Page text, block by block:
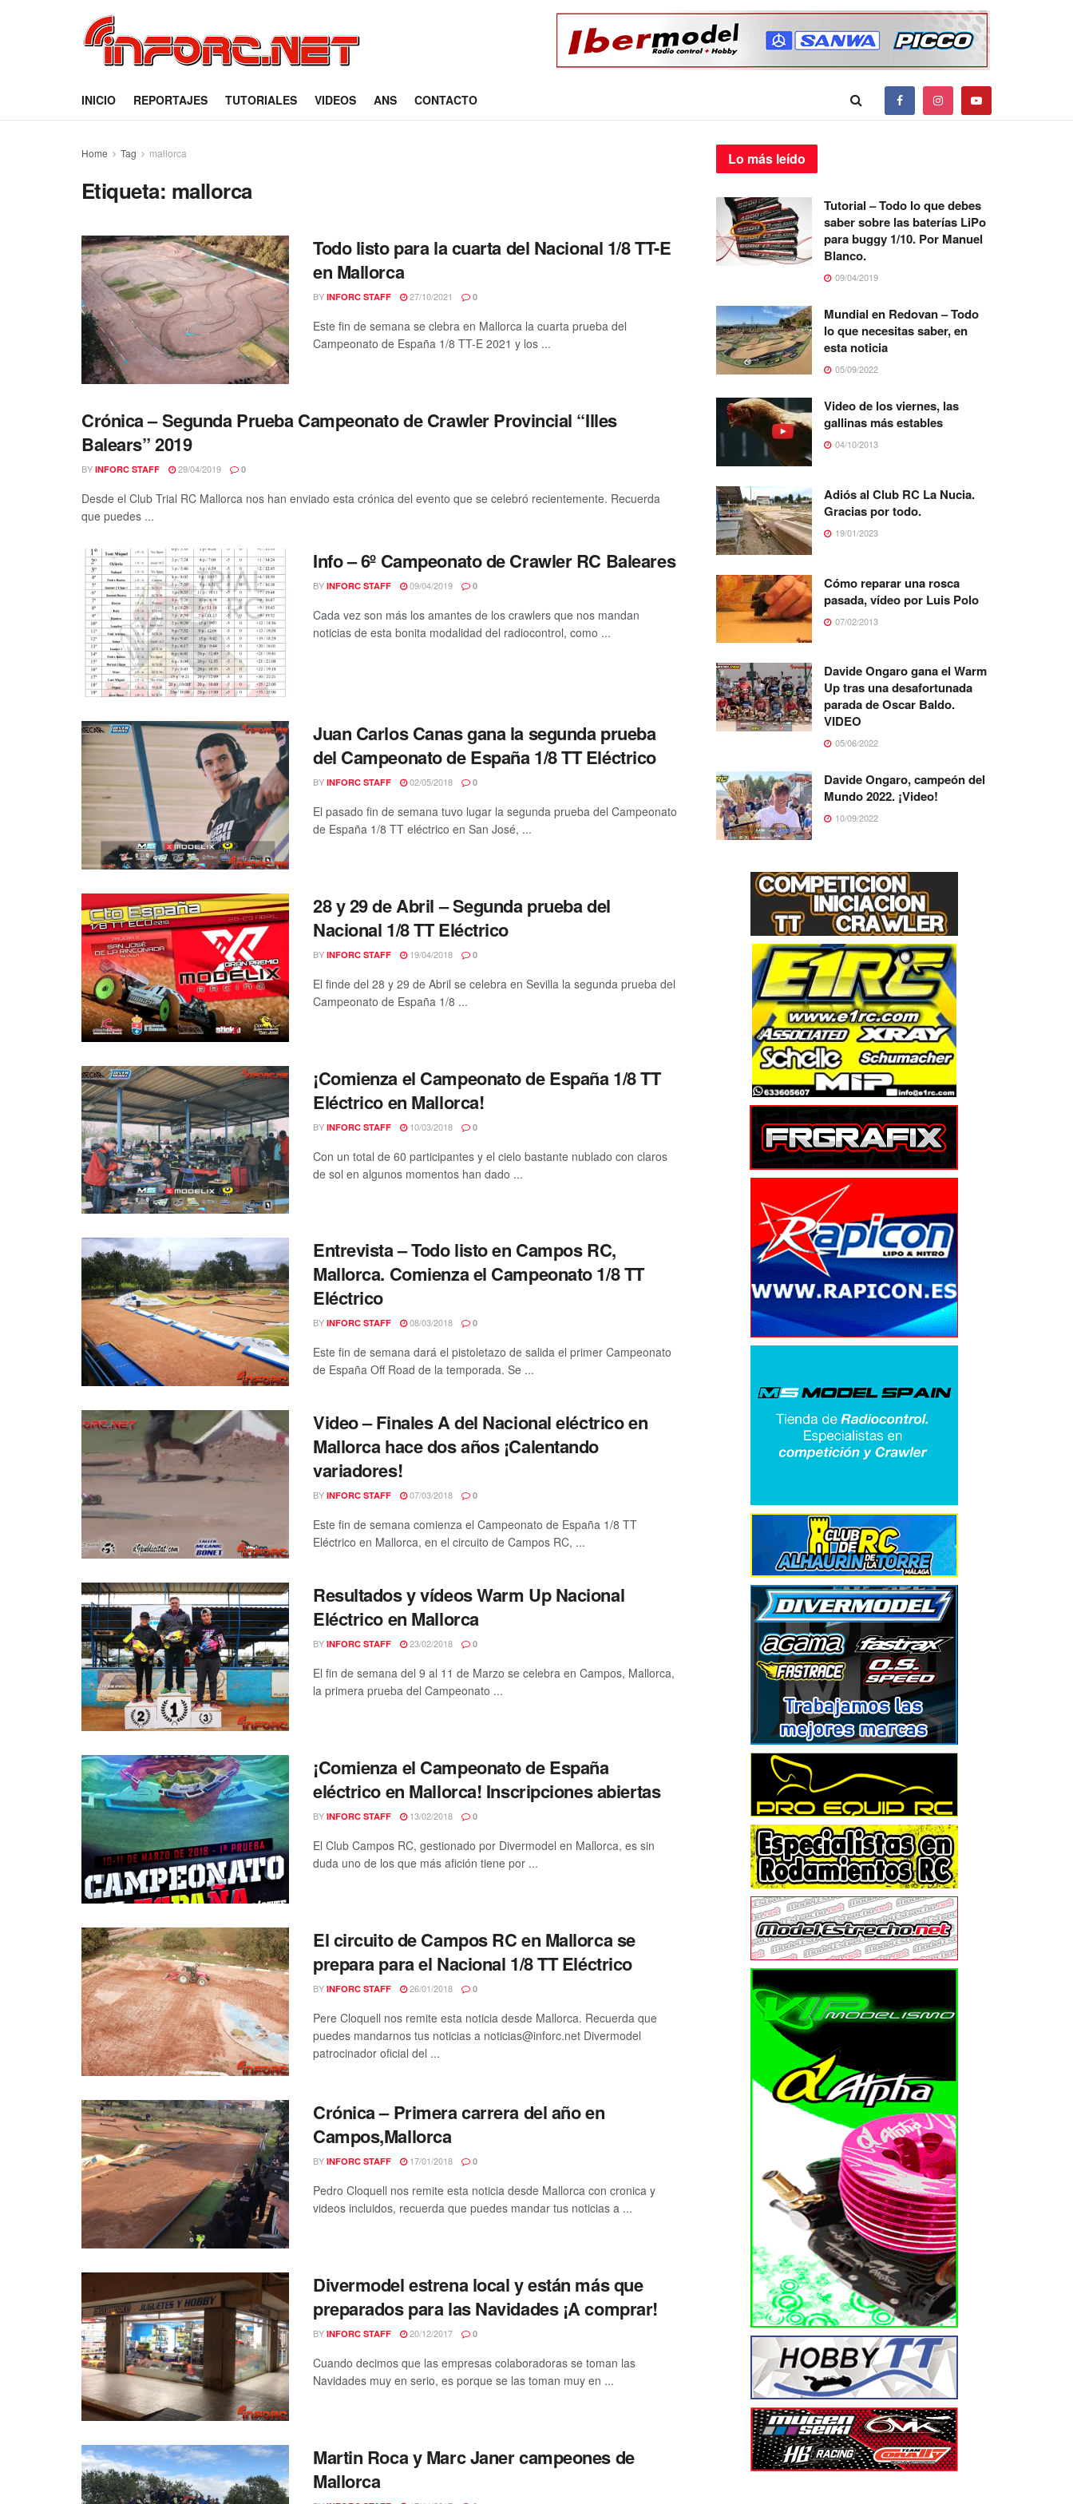
INICIO REPORTAJES TUTORIALES VIDEOS ANS CONTACTO
Home Tag mallorca
Etiqueta: mallorca
Todo listo para la cuarta del Nacional 1/8 TT-E
en Mallorca
BY INFORC STAFF 27/10/2021 0
Este fin de semana se clebra en Mallorca la cuarta prueba del
Campeonato de España 1/8 TT-E 2021 y los ...
Crónica – Segunda Prueba Campeonato de Crawler Provincial “Illes
Balears” 2019
BY INFORC STAFF 29/04/2019 0
Desde el Club Trial RC Mallorca nos han enviado esta crónica del evento que se celebró recientemente. Recuerda
que puedes ...
Info – 6º Campeonato de Crawler RC Baleares
BY INFORC STAFF 09/04/2019 0
Cada vez son más los amantes de los crawlers que nos mandan
noticias de esta bonita modalidad del radiocontrol, como ...
Juan Carlos Canas gana la segunda prueba
del Campeonato de España 1/8 TT Eléctrico
BY INFORC STAFF 02/05/2018 0
El pasado fin de semana tuvo lugar la segunda prueba del Campeonato
de España 1/8 TT eléctrico en San José, ...
28 y 29 de Abril – Segunda prueba del
Nacional 1/8 TT Eléctrico
BY INFORC STAFF 19/04/2018 0
El finde del 28 y 29 de Abril se celebra en Sevilla la segunda prueba del
Campeonato de España 1/8 ...
¡Comienza el Campeonato de España 1/8 TT
Eléctrico en Mallorca!
BY INFORC STAFF 10/03/2018 0
Con un total de 60 participantes y el cielo bastante nublado con claros
de sol en algunos momentos han dado ...
Entrevista – Todo listo en Campos RC,
Mallorca. Comienza el Campeonato 1/8 TT
Eléctrico
BY INFORC STAFF 08/03/2018 0
Este fin de semana dará el pistoletazo de salida el primer Campeonato
de España Off Road de la temporada. Se ...
Video – Finales A del Nacional eléctrico en
Mallorca hace dos años ¡Calentando
variadores!
BY INFORC STAFF 07/03/2018 0
Este fin de semana comienza el Campeonato de España 1/8 TT
Eléctrico en Mallorca, en el circuito de Campos RC, ...
Resultados y vídeos Warm Up Nacional
Eléctrico en Mallorca
BY INFORC STAFF 23/02/2018 0
El fin de semana del 9 al 11 de Marzo se celebra en Campos, Mallorca,
la primera prueba del Campeonato ...
¡Comienza el Campeonato de España
eléctrico en Mallorca! Inscripciones abiertas
BY INFORC STAFF 13/02/2018 0
El Club Campos RC, gestionado por Divermodel en Mallorca, es sin
duda uno de los que más afición tiene por ...
El circuito de Campos RC en Mallorca se
prepara para el Nacional 1/8 TT Eléctrico
BY INFORC STAFF 26/01/2018 0
Pere Cloquell nos remite esta noticia desde Mallorca. Recuerda que
puedes mandarnos tus noticias a noticias@inforc.net Divermodel
patrocinador oficial del ...
Crónica – Primera carrera del año en
Campos,Mallorca
BY INFORC STAFF 17/01/2018 0
Pedro Cloquell nos remite esta noticia desde Mallorca con cronica y
videos incluidos, recuerda que puedes mandar tus noticias a ...
Divermodel estrena local y están más que
preparados para las Navidades ¡A comprar!
BY INFORC STAFF 20/12/2017 0
Cuando decimos que las empresas colaboradoras se toman las
Navidades muy en serio, es porque se las toman muy en ...
Martin Roca y Marc Janer campeones de
Mallorca
Lo más leído
Tutorial – Todo lo que debes
saber sobre las baterías LiPo
para buggy 1/10. Por Manuel
Blanco.
09/04/2019
Mundial en Redovan – Todo
lo que necesitas saber, en
esta noticia
05/09/2022
Video de los viernes, las
gallinas más estables
04/10/2013
Adiós al Club RC La Nucia.
Gracias por todo.
19/01/2023
Cómo reparar una rosca
pasada, vídeo por Luis Polo
07/02/2013
Davide Ongaro gana el Warm
Up tras una desafortunada
parada de Oscar Baldo.
VIDEO
05/06/2022
Davide Ongaro, campeón del
Mundo 2022. ¡Video!
10/09/2022